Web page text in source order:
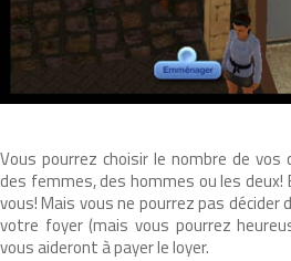
Vous pourrez choisir le nombre de vos
des femmes, des hommes ou les deux!
vous! Mais vous ne pourrez pas décider
votre foyer (mais vous pourrez
vous aideront à payer le loyer.